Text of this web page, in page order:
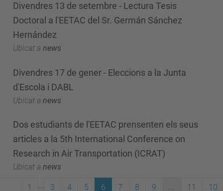
Divendres 13 de setembre - Lectura Tesis
Doctoral a l'EETAC del Sr. Germán Sánchez
Hernández
Ubicat a news
Divendres 17 de gener - Eleccions a la Junta
d'Escola i DABL
Ubicat a news
Dos estudiants de l'EETAC prensenten els seus
articles a la 5th International Conference on
Research in Air Transportation (ICRAT)
Ubicat a news
1 3 4 5 6 7 8 9 ... 11
10